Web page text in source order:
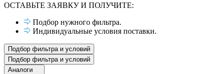
ОСТАВЬТЕ ЗАЯВКУ И ПОЛУЧИТЕ:
Подбор нужного фильтра.
Индивидуальные условия поставки.
Подбор фильтра и условий
Подбор фильтра и условий
Аналоги